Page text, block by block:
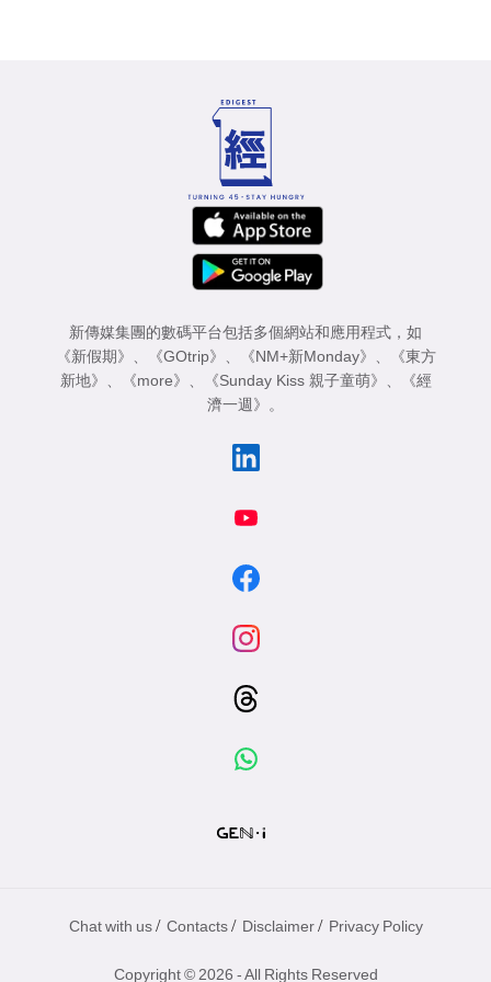
新傳媒集團的數碼平台包括多個網站和應用程式，如
《新假期》
《GOtrip》 《NM+新Monday》
《東方
新地》
《more》 《Sunday Kiss 親子童萌》
《經
濟一週》
。
Chat with us / Contacts / Disclaimer / Privacy Policy
Copyright © 2026 - All Rights Reserved